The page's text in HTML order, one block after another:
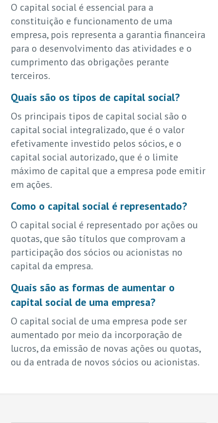
O capital social é essencial para a
constituição e funcionamento de uma
empresa, pois representa a garantia financeira
para o desenvolvimento das atividades e o
cumprimento das obrigações perante
terceiros.
Quais são os tipos de capital social?
Os principais tipos de capital social são o
capital social integralizado, que é o valor
efetivamente investido pelos sócios, e o
capital social autorizado, que é o limite
máximo de capital que a empresa pode emitir
em ações.
Como o capital social é representado?
O capital social é representado por ações ou
quotas, que são títulos que comprovam a
participação dos sócios ou acionistas no
capital da empresa.
Quais são as formas de aumentar o
capital social de uma empresa?
O capital social de uma empresa pode ser
aumentado por meio da incorporação de
lucros, da emissão de novas ações ou quotas,
ou da entrada de novos sócios ou acionistas.